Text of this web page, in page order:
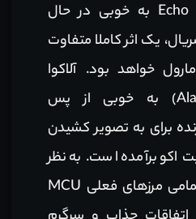
مراحل تولید سریال Echo به خوبی در حال
یک اثر کاملا متفاوت
خواهد بود. آلاکوا
کاکس (Alaqua Cox) به خوبی از پس
برای به تصویر کشیدن
برآمده است. به نظر
من این اثر، خارج از تمامی مرزهای فعلی MCU